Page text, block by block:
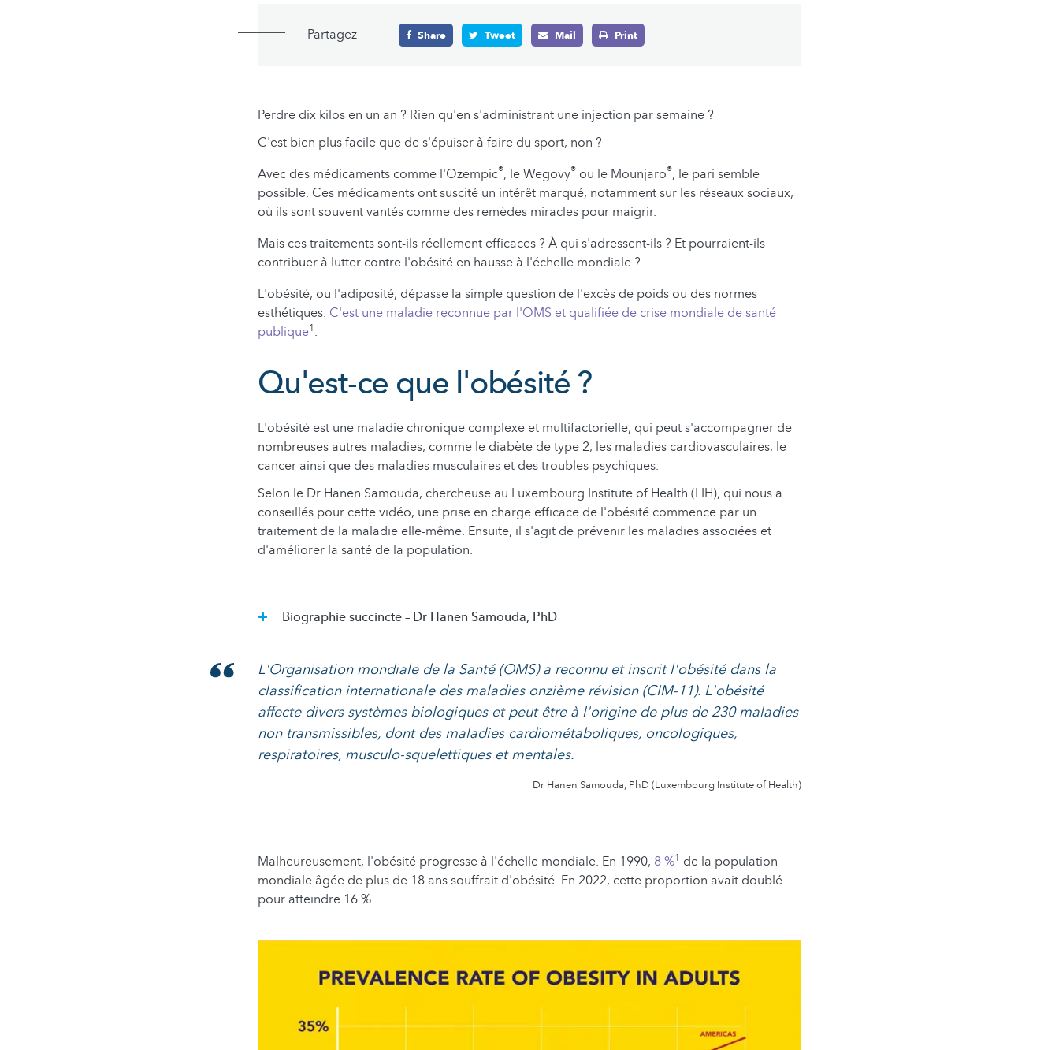
Partagez Share Tweet Mail Print
Perdre dix kilos en un an ? Rien qu'en s'administrant une injection par semaine ?
C'est bien plus facile que de s'épuiser à faire du sport, non ?
Avec des médicaments comme l'Ozempic®, le Wegovy® ou le Mounjaro®, le pari semble
possible. Ces médicaments ont suscité un intérêt marqué, notamment sur les réseaux sociaux,
où ils sont souvent vantés comme des remèdes miracles pour maigrir.
Mais ces traitements sont-ils réellement efficaces ? À qui s'adressent-ils ? Et pourraient-ils
contribuer à lutter contre l'obésité en hausse à l'échelle mondiale ?
L'obésité, ou l'adiposité, dépasse la simple question de l'excès de poids ou des normes
esthétiques. C'est une maladie reconnue par l'OMS et qualifiée de crise mondiale de santé
publique1.
Qu'est-ce que l'obésité ?
L'obésité est une maladie chronique complexe et multifactorielle, qui peut s'accompagner de
nombreuses autres maladies, comme le diabète de type 2, les maladies cardiovasculaires, le
cancer ainsi que des maladies musculaires et des troubles psychiques.
Selon le Dr Hanen Samouda, chercheuse au Luxembourg Institute of Health (LIH), qui nous a
conseillés pour cette vidéo, une prise en charge efficace de l'obésité commence par un
traitement de la maladie elle-même. Ensuite, il s'agit de prévenir les maladies associées et
d'améliorer la santé de la population.
Biographie succincte – Dr Hanen Samouda, PhD
L'Organisation mondiale de la Santé (OMS) a reconnu et inscrit l'obésité dans la
classification internationale des maladies onzième révision (CIM-11). L'obésité
affecte divers systèmes biologiques et peut être à l'origine de plus de 230 maladies
non transmissibles, dont des maladies cardiométaboliques, oncologiques,
respiratoires, musculo-squelettiques et mentales.
Dr Hanen Samouda, PhD (Luxembourg Institute of Health)
Malheureusement, l'obésité progresse à l'échelle mondiale. En 1990, 8 %1 de la population
mondiale âgée de plus de 18 ans souffrait d'obésité. En 2022, cette proportion avait doublé
pour atteindre 16 %.